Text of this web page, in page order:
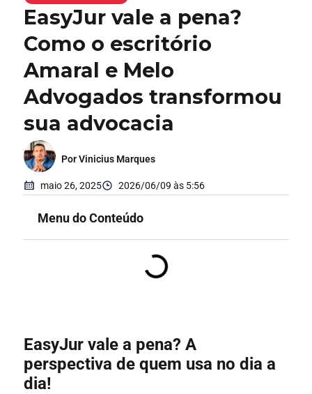
EasyJur vale a pena?
Como o escritório
Amaral e Melo
Advogados transformou
sua advocacia
Por Vinicius Marques
maio 26, 2025 2026/06/09 às 5:56
Menu do Conteúdo
EasyJur vale a pena? A
perspectiva de quem usa no dia a
dia!